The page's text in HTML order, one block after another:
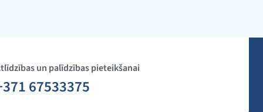
un palīdzības pieteikšanai
67533375